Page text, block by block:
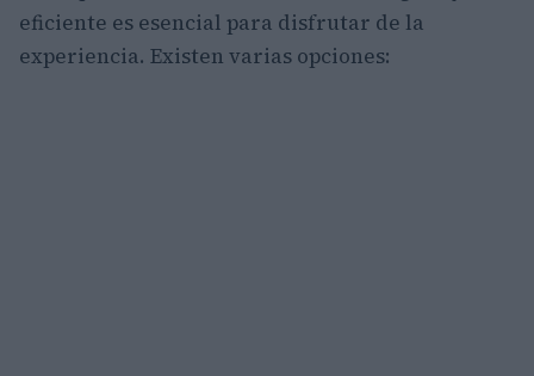
eficiente es esencial para disfrutar de la
experiencia. Existen varias opciones: